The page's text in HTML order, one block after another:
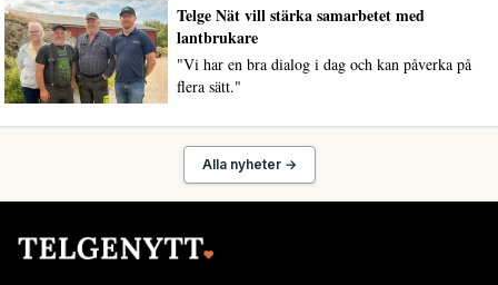
Telge Nät vill stärka samarbetet med
lantbrukare
"Vi har en bra dialog i dag och kan påverka på
flera sätt."
Alla nyheter →